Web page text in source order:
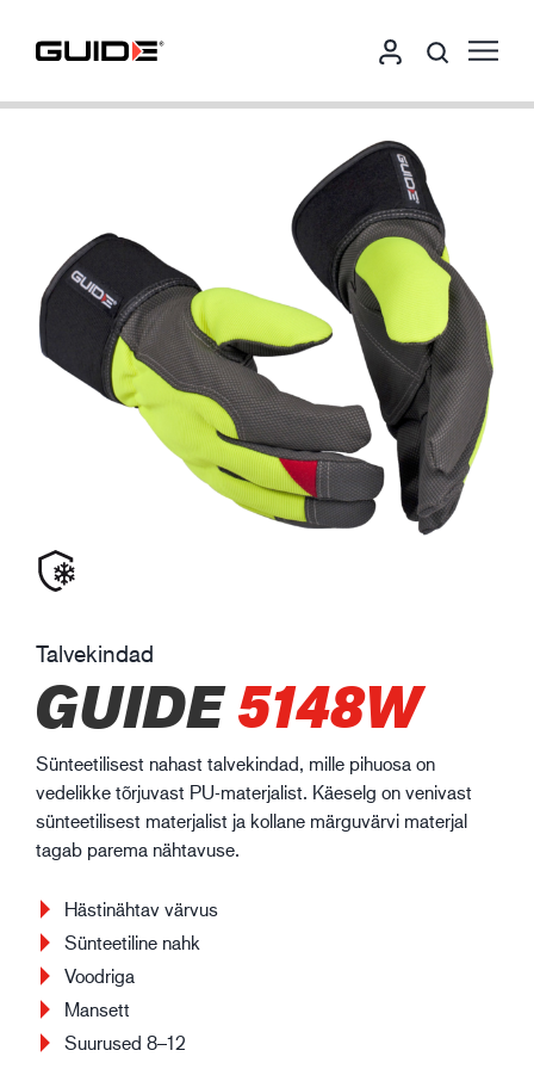
Talvekindad
GUIDE5148W
Sünteetilisest nahast talvekindad, mille pihuosa on
vedelikke tõrjuvast PU-materjalist. Käeselg on venivast
sünteetilisest materjalist ja kollane märguvärvi materjal
tagab parema nähtavuse.
Hästinähtav värvus
Sünteetiline nahk
Voodriga
Mansett
Suurused 8–12